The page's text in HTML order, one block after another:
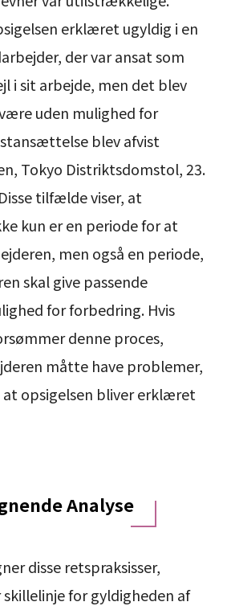
erklæret ugyldig i en
der var ansat som
i sit arbejde, men det blev
uden mulighed for
blev afvist
Tokyo Distriktsdomstol, 23.
tilfælde viser, at
kun er en periode for at
men også en periode,
skal give passende
for forbedring. Hvis
denne proces,
måtte have problemer,
at opsigelsen bliver erklæret
Analyse
disse retspraksisser,
for gyldigheden af